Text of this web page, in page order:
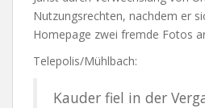
Nutzungsrechten, nachdem er
Homepage zwei fremde Fotos
Telepolis/Mühlbach:
Kauder fiel in der